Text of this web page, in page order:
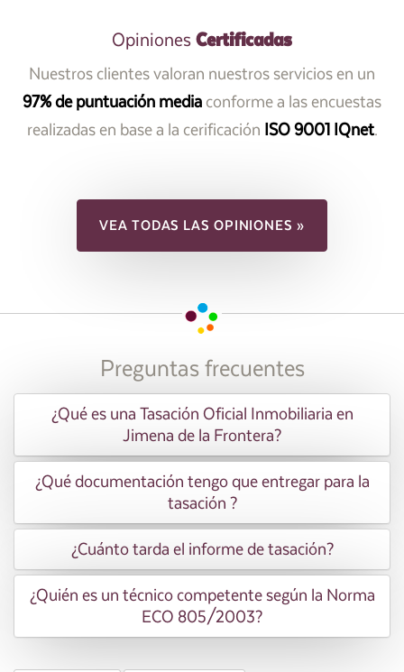
Opiniones Certificadas
Nuestros clientes valoran nuestros servicios en un
97% de puntuación mediaconforme a las encuestas
realizadas en base a la cerificación ISO 9001 IQnet.
VEA TODAS LAS OPINIONES »
Preguntas frecuentes
¿Qué es una Tasación Oficial Inmobiliaria en
Jimena de la Frontera?
¿Qué documentación tengo que entregar para la
tasación ?
¿Cuánto tarda el informe de tasación?
¿Quién es un técnico competente según la Norma
ECO 805/2003?